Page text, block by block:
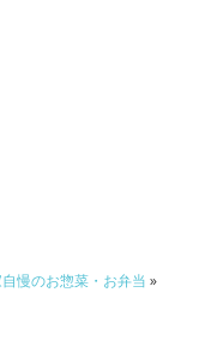
慢のお惣菜・お弁当 »